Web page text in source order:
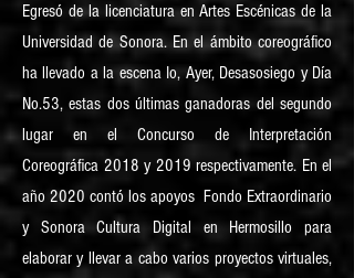
Egresó de la licenciatura en Artes Escénicas de la
Universidad de Sonora. En el ámbito coreográfico
ha llevado a la escena Io, Ayer, Desasosiego y Día
No.53, estas dos últimas ganadoras del segundo
lugar en el Concurso de Interpretación
Coreográfica 2018 y 2019 respectivamente. En el
año 2020 contó los apoyos Fondo Extraordinario
y Sonora Cultura Digital en Hermosillo para
elaborar y llevar a cabo varios proyectos virtuales,